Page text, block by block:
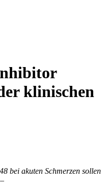
klinischen
bei akuten Schmerzen sollen